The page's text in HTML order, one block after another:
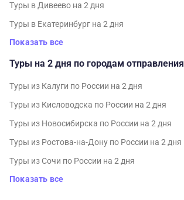
Туры в Дивеево на 2 дня
Туры в Екатеринбург на 2 дня
Показать все
Туры на 2 дня по городам отправления
Туры из Калуги по России на 2 дня
Туры из Кисловодска по России на 2 дня
Туры из Новосибирска по России на 2 дня
Туры из Ростова-на-Дону по России на 2 дня
Туры из Сочи по России на 2 дня
Показать все